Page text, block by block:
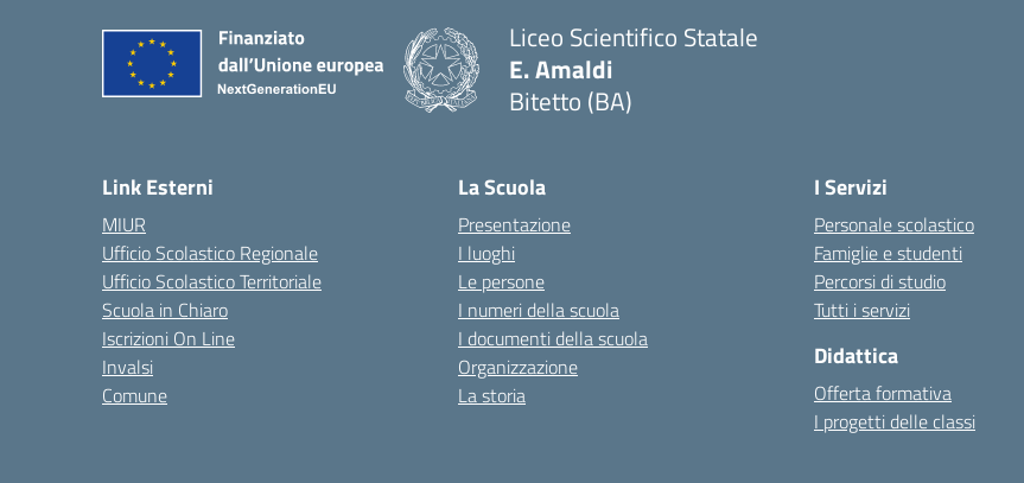
Liceo Scientifico Statale
E. Amaldi
Bitetto (BA)
Link Esterni
MIUR
Ufficio Scolastico Regionale
Ufficio Scolastico Territoriale
Scuola in Chiaro
Iscrizioni On Line
Invalsi
Comune
La Scuola
Presentazione
I luoghi
Le persone
I numeri della scuola
I documenti della scuola
Organizzazione
La storia
I Servizi
Personale scolastico
Famiglie e studenti
Percorsi di studio
Tutti i servizi
Didattica
Offerta formativa
I progetti delle classi